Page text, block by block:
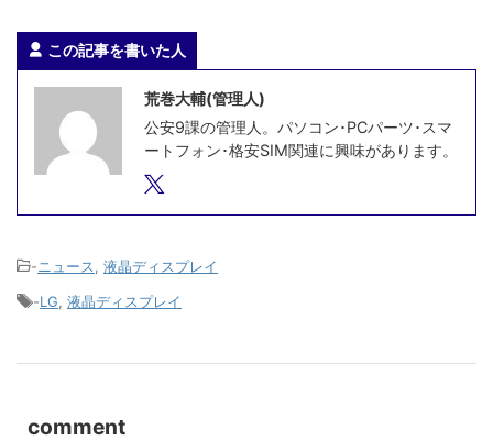
この記事を書いた人
荒巻大輔(管理人)
公安9課の管理人。パソコン･PCパーツ･スマ
ートフォン･格安SIM関連に興味があります。
-ニュース
液晶ディスプレイ
-LG 液晶ディスプレイ
comment